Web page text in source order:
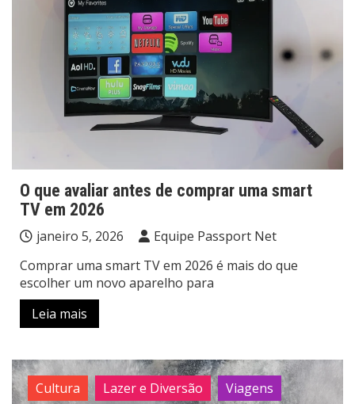
O que avaliar antes de comprar uma smart
TV em 2026
janeiro 5, 2026
Equipe Passport Net
Comprar uma smart TV em 2026 é mais do que
escolher um novo aparelho para
Leia mais
Cultura Lazer e Diversão Viagens